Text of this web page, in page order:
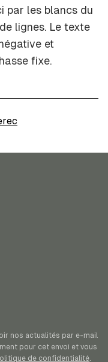
par les blancs du
lignes. Le texte
et
fixe.
nos actualités par e-mail
pour cet envoi et vous
de confidentialité.